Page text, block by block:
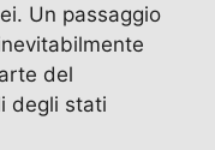
Un passaggio
del
degli stati